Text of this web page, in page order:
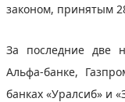
законом, принятым
За последние две
Альфа-банке,
банках «Уралсиб» и